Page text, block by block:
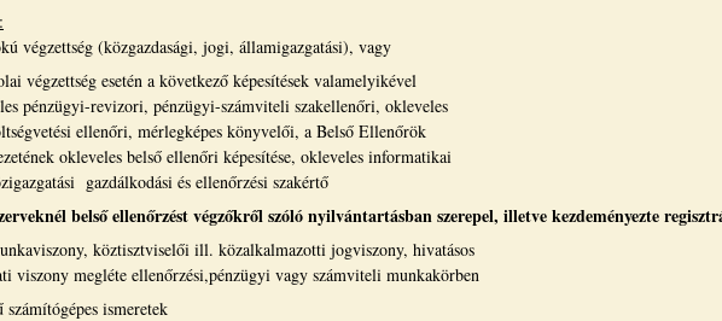
végzettség (közgazdasági, jogi, államigazgatási), vagy
végzettség esetén a következő képesítések valamelyikével
pénzügyi-revizori, pénzügyi-számviteli szakellenőri, okleveles
ellenőri, mérlegképes könyvelői, a Belső Ellenőrök
okleveles belső ellenőri képesítése, okleveles informatikai
gazdálkodási és ellenőrzési szakértő
belső ellenőrzést végzőkről szóló nyilvántartásban szerepel, illetve kezdeményezte
köztisztviselői ill. közalkalmazotti jogviszony, hivatásos
viszony megléte ellenőrzési,pénzügyi vagy számviteli munkakörben
ismeretek